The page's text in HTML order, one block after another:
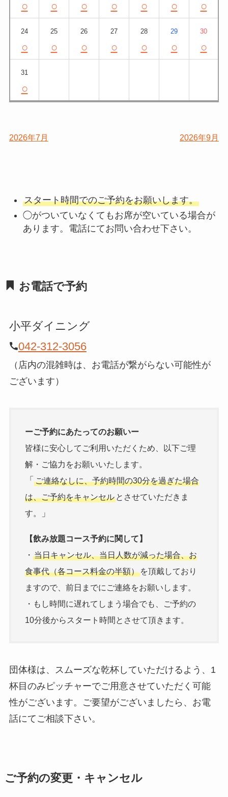
○ ○ ○ ○ ○ ○ ○
24
○
25
○
26
○
27
○
28
○
29
○
30
○
31
○
2026年7月 2026年9月
スタート時間でのご予約をお願いします。
◯がついていなくてもお席が空いている場合が
あります。電話にてお問い合わせ下さい。
お電話で予約
小平ダイニング
042-312-3056
（店内の混雑時は、お電話が繋がらない可能性が
ございます）
ーご予約にあたってのお願いー
皆様に安心してご利用いただくため、以下ご理
解・ご協力をお願いいたします。
「 ご連絡なしに、予約時間の30分を過ぎた場合
は、ご予約をキャンセルとさせていただきま
す。
」
【飲み放題コース予約に関して】
・ 当日キャンセル、当日人数が減った場合、お
食事代（各コース料金の半額）を頂戴しており
ますので、前日までにご連絡をお願いします。
・もし時間に遅れてしまう場合でも、ご予約の
10分後からスタート時間とさせて頂きます。
団体様は、スムーズな乾杯していただけるよう、1
杯目のみピッチャーでご用意させていただく可能
性がございます。ご要望がございましたら、お電
話にてご相談下さい。
ご予約の変更・キャンセル